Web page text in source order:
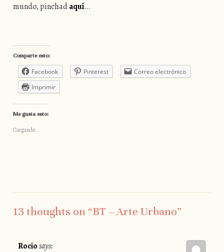
mundo, pinchadaquí…
Comparte esto:
Facebook Pinterest
Correo electrónico
Imprimir
Me gusta esto:
Cargando...
13 thoughts on “BT – Arte Urbano”
Rociosays: